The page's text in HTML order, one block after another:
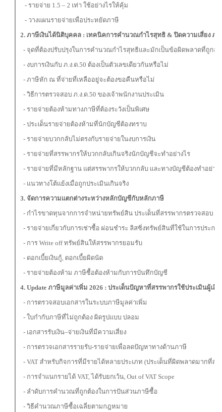
- รายจ่าย 1.5 – 2 เท่า ใช้อย่างไรให้คุ้ม
- วางแผนรายจ่ายเพื่อประหยัดภาษี
2. ภาษีเงินได้นิติบุคคล : เทคนิคการคำนวณกำไรสุทธิ & ปิดความเสี่ยง ภ.ง.
- จุดที่ต้องปรับปรุงในการคำนวณกำไรสุทธิและมักเป็นข้อผิดพลาดที่ถูกสร
- งบการเงินกับ ภ.ง.ด.50 ต้องเป็นตัวเลขเดียวกันหรือไม่
- ภาษีหัก ณ ที่จ่ายที่เหลืออยู่จะต้องขอคืนหรือไม่
- วิธีการตรวจสอบ ภ.ง.ด.50 ของเจ้าพนักงานประเมิน
- รายจ่ายต้องห้ามทางภาษีที่ต้องระวังเป็นพิเศษ
- ประเด็นรายจ่ายต้องห้ามที่นักบัญชีต้องทราบ
- รายจ่ายบวกกลับไม่ตรงกับรายจ่ายในงบการเงิน
- รายจ่ายที่สรรพากรให้บวกกลับเกินจริงนักบัญชีจะทำอย่างไร
- รายจ่ายที่มีหลักฐาน แต่สรรพากรให้บวกกลับ และทางบัญชีต้องทำอย่าง
- แนวทางโต้แย้งเมื่อถูกประเมินเกินจริง
3. จัดการความแตกต่างระหว่างหลักบัญชีกับหลักภาษี
- กำไรขาดทุนจากการจำหน่ายทรัพย์สิน ประเด็นที่สรรพากรตรวจสอบ
- รายจ่ายเกี่ยวกับการเช่าซื้อ ผ่อนชำระ ลิสซิ่งทรัพย์สินที่ใช้ในการประกอ
- การ Write off ทรัพย์สินให้สรรพากรยอมรับ
- ดอกเบี้ยเงินกู้, ดอกเบี้ยผิดนัด
- รายจ่ายต้องห้าม ภาษีซื้อต้องห้ามกับการบันทึกบัญชี
4. Update ภาษีมูลค่าเพิ่ม 2026 : ประเด็นปัญหาที่สรรพากรใช้ประเมินผู้เสี
- การตรวจสอบเอกสารในระบบภาษีมูลค่าเพิ่ม
- ใบกำกับภาษีที่ไม่ถูกต้อง ผิดรูปแบบ ปลอม
- เอกสารรับเงิน–จ่ายเงินที่มีความเสี่ยง
- การตรวจเอกสารรายรับ-รายจ่ายเพื่อลดปัญหาทางด้านภาษี
- VAT สำหรับกิจการที่มีรายได้หลายประเภท (ประเด็นที่ผิดพลาดมากที่สุด)
- การจำแนกรายได้ VAT, ได้รับยกเว้น, Out of VAT Scope
- ลำดับการคำนวณที่ถูกต้องในการปันส่วนภาษีซื้อ
- วิธีคำนวณภาษีซื้อเฉลี่ยตามกฎหมาย